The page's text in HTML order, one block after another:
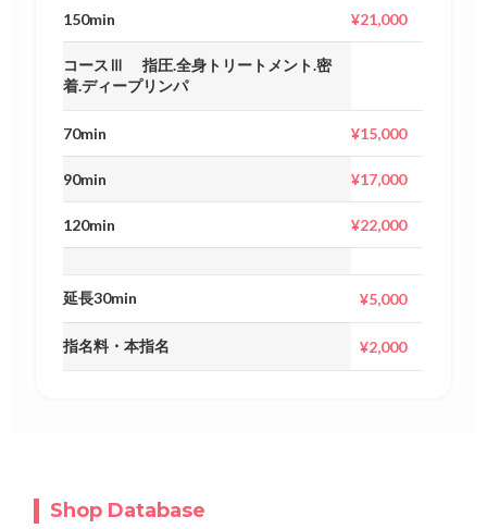
150min ¥21,000
コースⅢ 指圧.全身トリートメント.密
着.ディープリンパ
70min ¥15,000
90min ¥17,000
120min ¥22,000
延長30min ¥5,000
指名料・本指名 ¥2,000
Shop Database